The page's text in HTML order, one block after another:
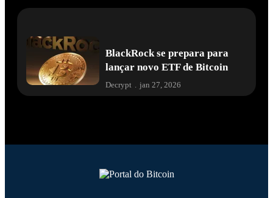
BlackRock se prepara para
lançar novo ETF de Bitcoin
Decrypt jan 27, 2026